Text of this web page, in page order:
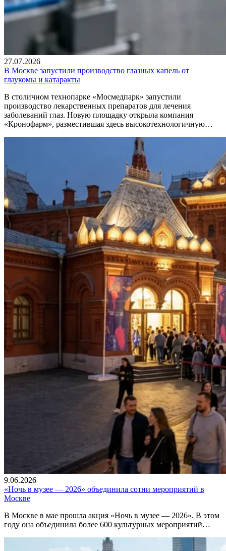
27.07.2026
В Москве запустили производство глазных капель от
глаукомы и катаракты
В столичном технопарке «Мосмедпарк» запустили
производство лекарственных препаратов для лечения
заболеваний глаз. Новую площадку открыла компания
«Кронофарм», разместившая здесь высокотехнологичную…
9.06.2026
«Ночь в музее — 2026» объединила сотни мероприятий в
Москве
В Москве в мае прошла акция «Ночь в музее — 2026». В этом
году она объединила более 600 культурных мероприятий…